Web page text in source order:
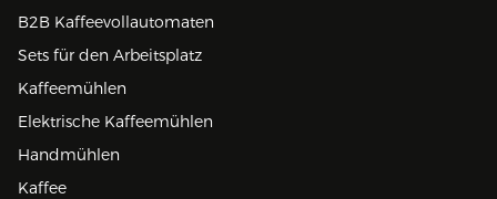
B2B Kaffeevollautomaten
Sets für den Arbeitsplatz
Kaffeemühlen
Elektrische Kaffeemühlen
Handmühlen
Kaffee